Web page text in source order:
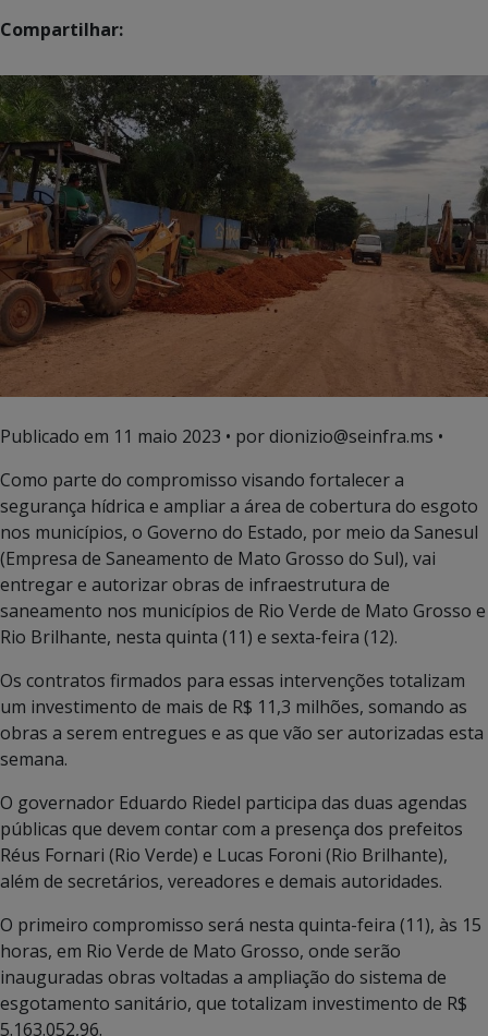
Compartilhar:
Publicado em 11 maio 2023 • por dionizio@seinfra.ms •
Como parte do compromisso visando fortalecer a
segurança hídrica e ampliar a área de cobertura do esgoto
nos municípios, o Governo do Estado, por meio da Sanesul
(Empresa de Saneamento de Mato Grosso do Sul), vai
entregar e autorizar obras de infraestrutura de
saneamento nos municípios de Rio Verde de Mato Grosso e
Rio Brilhante, nesta quinta (11) e sexta-feira (12).
Os contratos firmados para essas intervenções totalizam
um investimento de mais de R$ 11,3 milhões, somando as
obras a serem entregues e as que vão ser autorizadas esta
semana.
O governador Eduardo Riedel participa das duas agendas
públicas que devem contar com a presença dos prefeitos
Réus Fornari (Rio Verde) e Lucas Foroni (Rio Brilhante),
além de secretários, vereadores e demais autoridades.
O primeiro compromisso será nesta quinta-feira (11), às 15
horas, em Rio Verde de Mato Grosso, onde serão
inauguradas obras voltadas a ampliação do sistema de
esgotamento sanitário, que totalizam investimento de R$
5.163.052,96.